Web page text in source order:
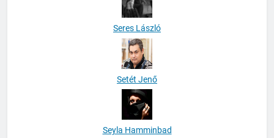
Seres László
Setét Jenő
Seyla Hamminbad